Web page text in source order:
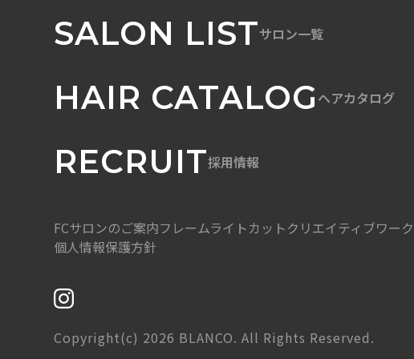
SALON LISTサロン一覧
HAIR CATALOGヘアカタログ
RECRUIT採用情報
FCサロンのご案内フレームライトカットクリエイティブワーク
個人情報保護方針
Copyright(c) 2026 BLANCO. All Rights Reserved.